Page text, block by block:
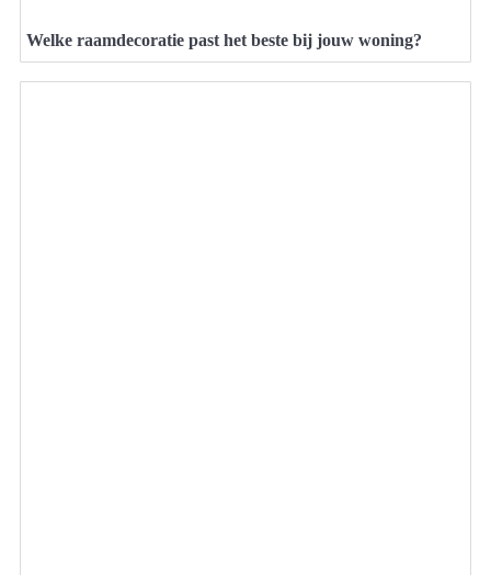
Welke raamdecoratie past het beste bij jouw woning?